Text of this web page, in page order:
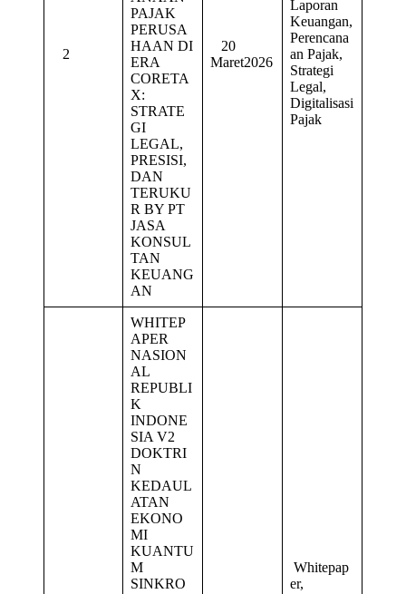
2
PAJAK
PERUSA
HAAN DI
ERA
CORETA
X:
STRATE
GI
LEGAL,
PRESISI,
DAN
TERUKU
R BY PT
JASA
KONSUL
TAN
KEUANG
AN
20
Maret2026
Laporan
Keuangan,
Perencana
an Pajak,
Strategi
Legal,
Digitalisasi
Pajak
WHITEP
APER
NASION
AL
REPUBLI
K
INDONE
SIA V2
DOKTRI
N
KEDAUL
ATAN
EKONO
MI
KUANTU
M
SINKRO
Whitepap
er,